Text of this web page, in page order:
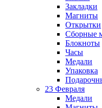
Закладки
Магниты
Открытки
Сборные
Блокноты
Часы
Медали
Упаковка
23 Февраля
Медали